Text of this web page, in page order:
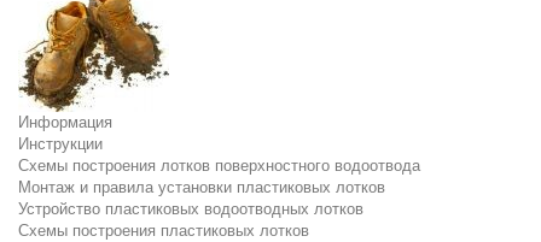
Информация
Инструкции
Схемы построения лотков поверхностного водоотвода
Монтаж и правила установки пластиковых лотков
Устройство пластиковых водоотводных лотков
Схемы построения пластиковых лотков